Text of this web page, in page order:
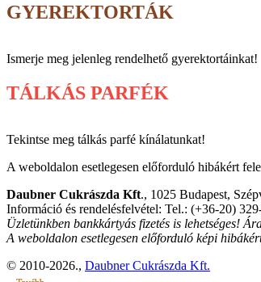
GYEREKTORTÁK
Ismerje meg jelenleg rendelhető gyerektortáinkat!
TÁLKÁS PARFÉK
Tekintse meg tálkás parfé kínálatunkat!
A weboldalon esetlegesen előforduló hibákért
Daubner Cukrászda Kft., 1025 Budapest,
Információ és rendelésfelvétel: Tel.: (+36-20)
Üzletünkben bankkártyás fizetés is lehetséges!
A weboldalon esetlegesen előforduló képi
© 2010-2026., Daubner Cukrászda Kft.